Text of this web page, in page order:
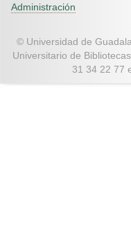
Administración
© Universidad de
Universitario de
31 34 22 77